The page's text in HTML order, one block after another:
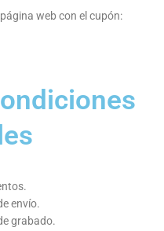
web con el cupón:
envío.
grabado.